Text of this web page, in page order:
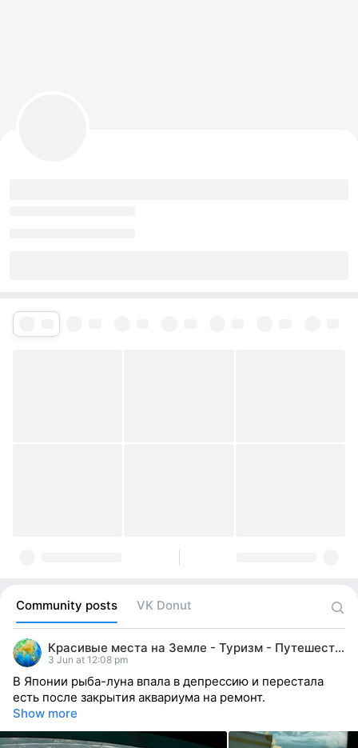
Community posts VK Donut
Красивые места на Земле - Туризм - Путешествия
3 Jun at 12:08 pm
В Японии рыба-луна впала в депрессию и перестала
есть после закрытия аквариума на ремонт.
Show more